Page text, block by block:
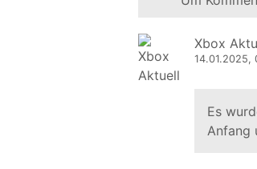
Xbox
14.01.2025,
Es
Anfang